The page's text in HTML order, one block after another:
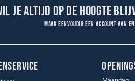
je altijd op de hoogte
Maak eenvoudig een account aan